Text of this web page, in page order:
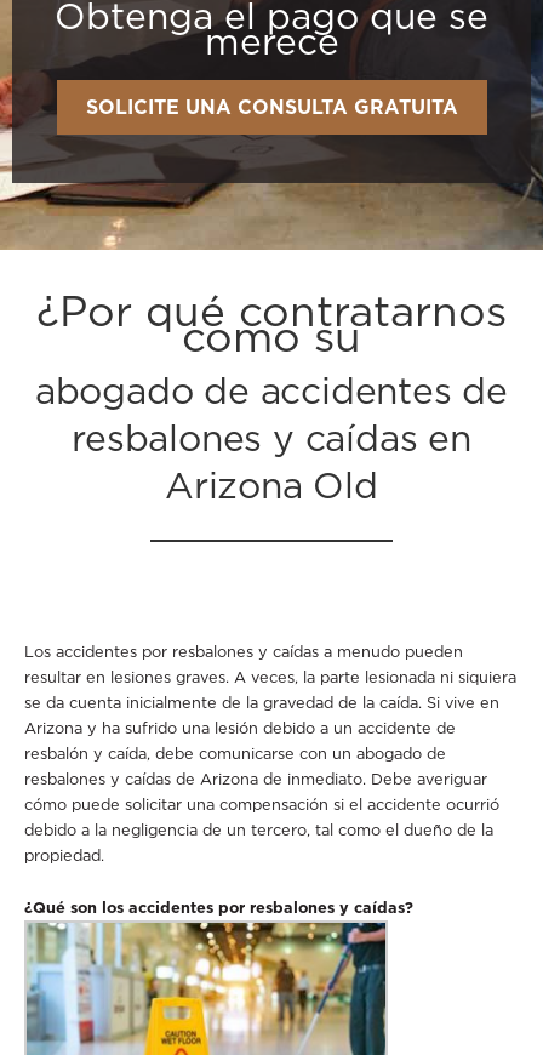
Obtenga el pago que se
merece
SOLICITE UNA CONSULTA GRATUITA
¿Por qué contratarnos
como su
abogado de accidentes de
resbalones y caídas en
Arizona Old
Los accidentes por resbalones y caídas a menudo pueden
resultar en lesiones graves. A veces, la parte lesionada ni siquiera
se da cuenta inicialmente de la gravedad de la caída. Si vive en
Arizona y ha sufrido una lesión debido a un accidente de
resbalón y caída, debe comunicarse con un abogado de
resbalones y caídas de Arizona de inmediato. Debe averiguar
cómo puede solicitar una compensación si el accidente ocurrió
debido a la negligencia de un tercero, tal como el dueño de la
propiedad.
¿Qué son los accidentes por resbalones y caídas?